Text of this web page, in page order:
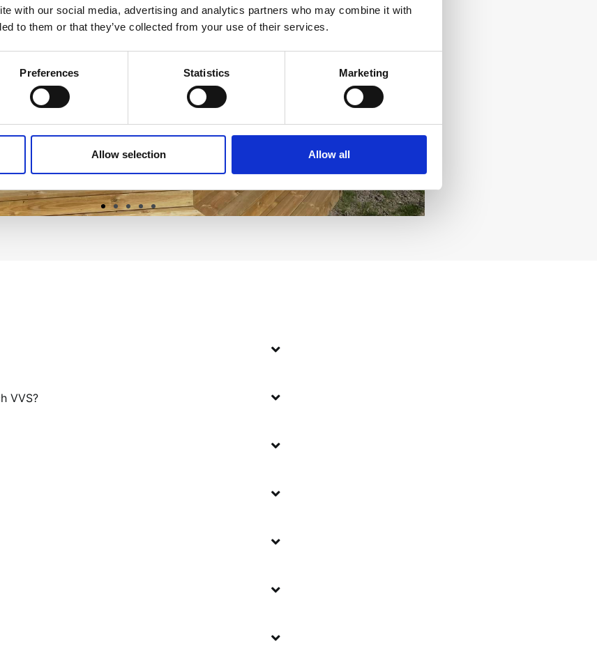
with our social media, advertising and analytics partners who may combine it with
to them or that they’ve collected from your use of their services.
Preferences Statistics Marketing
Allow selection Allow all
VVS?